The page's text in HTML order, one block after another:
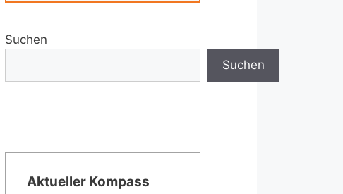
Suchen
Suchen
Aktueller Kompass